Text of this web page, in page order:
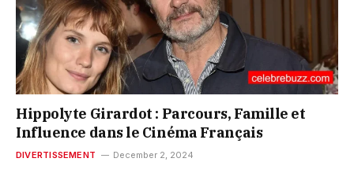
Hippolyte Girardot : Parcours, Famille et
Influence dans le Cinéma Français
DIVERTISSEMENT December 2, 2024